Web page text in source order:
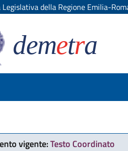
Legislativa della Regione Emilia-
demetra
vigente:Testo Coordinato